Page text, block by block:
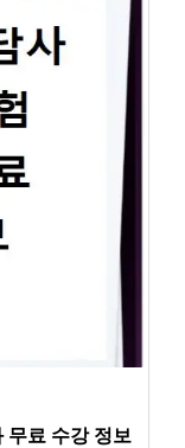
무료 수강 정보